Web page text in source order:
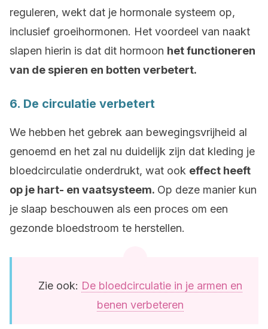
reguleren, wekt dat je hormonale systeem op,
inclusief groeihormonen. Het voordeel van naakt
slapen hierin is dat dit hormoon het functioneren
van de spieren en botten verbetert.
6. De circulatie verbetert
We hebben het gebrek aan bewegingsvrijheid al
genoemd en het zal nu duidelijk zijn dat kleding je
bloedcirculatie onderdrukt, wat ook effect heeft
op je hart- en vaatsysteem. Op deze manier kun
je slaap beschouwen als een proces om een
gezonde bloedstroom te herstellen.
Zie ook: De bloedcirculatie in je armen en
benen verbeteren